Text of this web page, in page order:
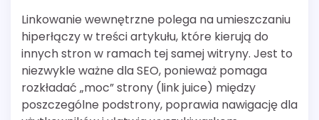
Linkowanie wewnętrzne polega na umieszczaniu
hiperłączy w treści artykułu, które kierują do
innych stron w ramach tej samej witryny. Jest to
niezwykle ważne dla SEO, ponieważ pomaga
rozkładać „moc” strony (link juice) między
poszczególne podstrony, poprawia nawigację dla